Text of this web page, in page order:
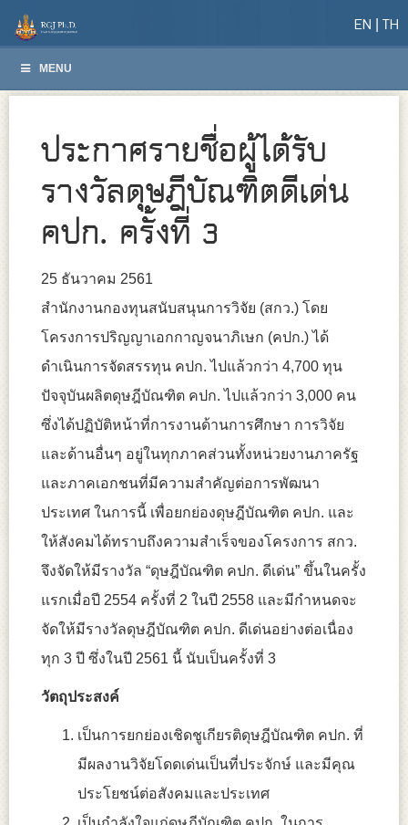
EN TH
MENU
ประกาศรายชื่อผู้ได้รับ
รางวัลดุษฎีบัณฑิตดีเด่น
คปก. ครั้งที่ 3
25 ธันวาคม 2561
สำนักงานกองทุนสนับสนุนการวิจัย (สกว.) โดย
โครงการปริญญาเอกกาญจนาภิเษก (คปก.) ได้
ดำเนินการจัดสรรทุน คปก. ไปแล้วกว่า 4,700 ทุน
ปัจจุบันผลิตดุษฎีบัณฑิต คปก. ไปแล้วกว่า 3,000 คน
ซึ่งได้ปฏิบัติหน้าที่การงานด้านการศึกษา การวิจัย
และด้านอื่นๆ อยู่ในทุกภาคส่วนทั้งหน่วยงานภาครัฐ
และภาคเอกชนที่มีความสำคัญต่อการพัฒนา
ประเทศ ในการนี้ เพื่อยกย่องดุษฎีบัณฑิต คปก. และ
ให้สังคมได้ทราบถึงความสำเร็จของโครงการ สกว.
จึงจัดให้มีรางวัล “ดุษฎีบัณฑิต คปก. ดีเด่น” ขึ้นในครั้ง
แรกเมื่อปี 2554 ครั้งที่ 2 ในปี 2558 และมีกำหนดจะ
จัดให้มีรางวัลดุษฎีบัณฑิต คปก. ดีเด่นอย่างต่อเนื่อง
ทุก 3 ปี ซึ่งในปี 2561 นี้ นับเป็นครั้งที่ 3
วัตถุประสงค์
เป็นการยกย่องเชิดชูเกียรติดุษฎีบัณฑิต คปก. ที่
มีผลงานวิจัยโดดเด่นเป็นที่ประจักษ์ และมีคุณ
ประโยชน์ต่อสังคมและประเทศ